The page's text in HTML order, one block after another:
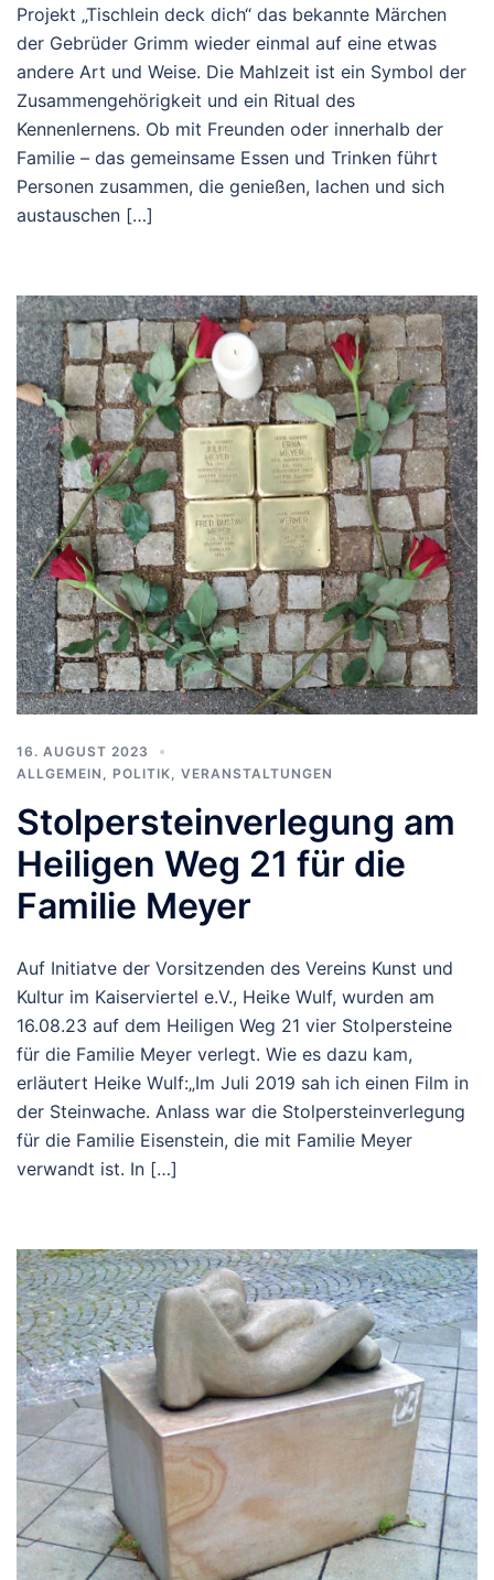
Projekt „Tischlein deck dich“ das bekannte Märchen
der Gebrüder Grimm wieder einmal auf eine etwas
andere Art und Weise. Die Mahlzeit ist ein Symbol der
Zusammengehörigkeit und ein Ritual des
Kennenlernens. Ob mit Freunden oder innerhalb der
Familie – das gemeinsame Essen und Trinken führt
Personen zusammen, die genießen, lachen und sich
austauschen […]
16. AUGUST 2023
ALLGEMEIN
POLITIK VERANSTALTUNGEN
Stolpersteinverlegung am
Heiligen Weg 21 für die
Familie Meyer
Auf Initiatve der Vorsitzenden des Vereins Kunst und
Kultur im Kaiserviertel e.V., Heike Wulf, wurden am
16.08.23 auf dem Heiligen Weg 21 vier Stolpersteine
für die Familie Meyer verlegt. Wie es dazu kam,
erläutert Heike Wulf:„Im Juli 2019 sah ich einen Film in
der Steinwache. Anlass war die Stolpersteinverlegung
für die Familie Eisenstein, die mit Familie Meyer
verwandt ist. In […]